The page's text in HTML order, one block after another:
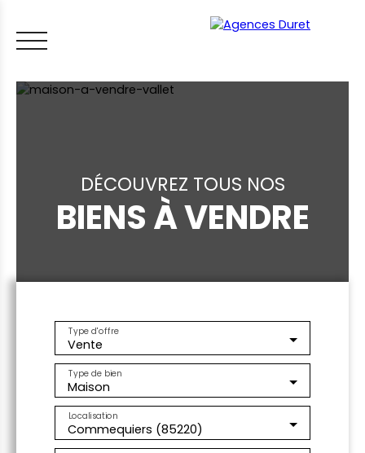
ACHETER VENDRE LOUER FAIRE GÉRER
LES CONSEILS IMMO ESTIMER MON BIEN
DÉCOUVREZ TOUS NOS
BIENS À VENDRE
Vente
Type d'offre
Maison
Type de bien
Commequiers (85220)
Localisation